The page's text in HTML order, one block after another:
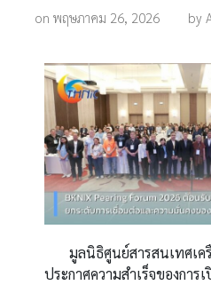
on พฤษภาคม 26, 2026 by
มูลนิธิศูนย์สารสนเทศเค
ประกาศความสำเร็จของการ